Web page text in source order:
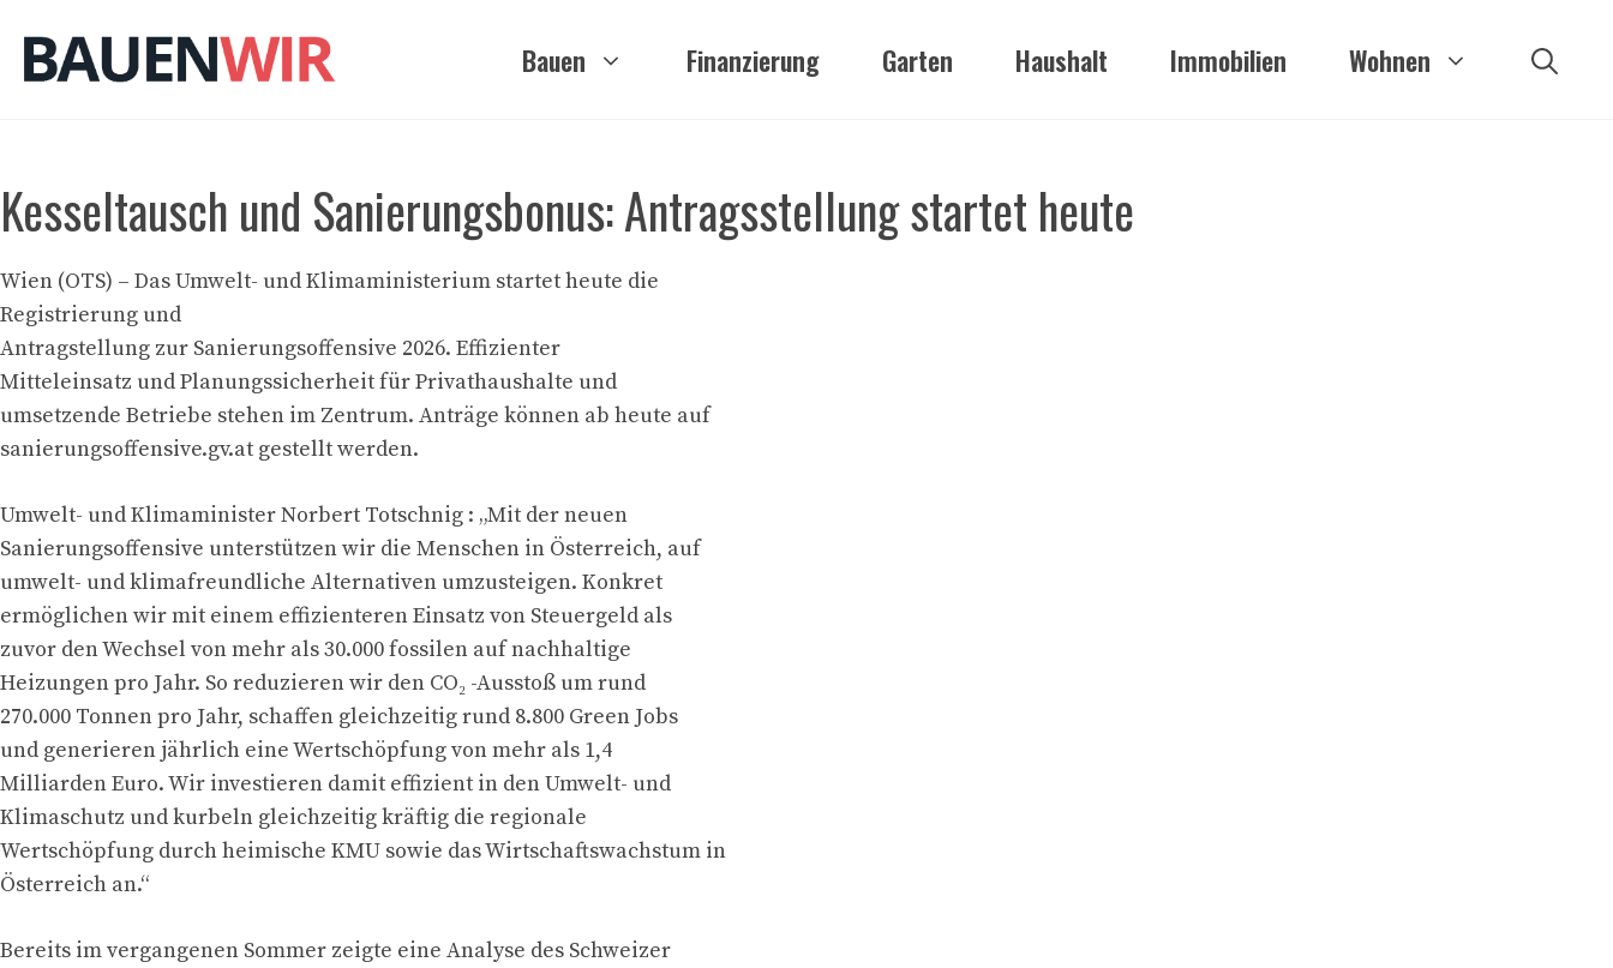
Inhalt
springen
Bauen Finanzierung Garten Haushalt Immobilien Wohnen
Kesseltausch und Sanierungsbonus: Antragsstellung startet heute
Wien (OTS) – Das Umwelt- und Klimaministerium startet heute die
Registrierung und
Antragstellung zur Sanierungsoffensive 2026. Effizienter
Mitteleinsatz und Planungssicherheit für Privathaushalte und
umsetzende Betriebe stehen im Zentrum. Anträge können ab heute auf
sanierungsoffensive.gv.at gestellt werden.
Umwelt- und Klimaminister Norbert Totschnig : „Mit der neuen
Sanierungsoffensive unterstützen wir die Menschen in Österreich, auf
umwelt- und klimafreundliche Alternativen umzusteigen. Konkret
ermöglichen wir mit einem effizienteren Einsatz von Steuergeld als
zuvor den Wechsel von mehr als 30.000 fossilen auf nachhaltige
Heizungen pro Jahr. So reduzieren wir den CO₂ -Ausstoß um rund
270.000 Tonnen pro Jahr, schaffen gleichzeitig rund 8.800 Green Jobs
und generieren jährlich eine Wertschöpfung von mehr als 1,4
Milliarden Euro. Wir investieren damit effizient in den Umwelt- und
Klimaschutz und kurbeln gleichzeitig kräftig die regionale
Wertschöpfung durch heimische KMU sowie das Wirtschaftswachstum in
Österreich an.“
Bereits im vergangenen Sommer zeigte eine Analyse des Schweizer